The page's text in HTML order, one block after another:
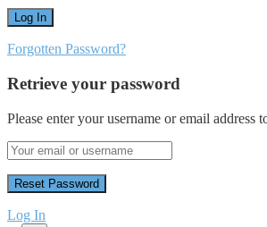
Forgotten Password?
Retrieve your password
Please enter your username or email address
Log In